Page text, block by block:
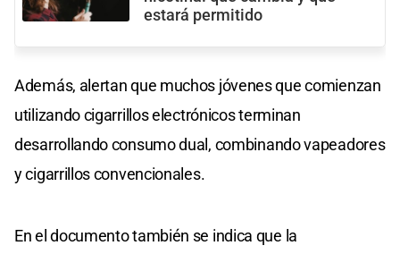
estará permitido
Además, alertan que muchos jóvenes que comienzan
utilizando cigarrillos electrónicos terminan
desarrollando consumo dual, combinando vapeadores
y cigarrillos convencionales.
En el documento también se indica que la